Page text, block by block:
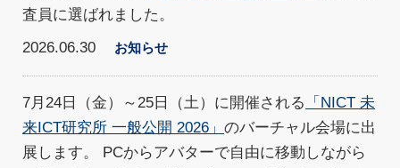
査員に選ばれました。
2026.06.30
お知らせ
7月24日（金）～25日（土）に開催される
「NICT 未
来ICT研究所 一般公開 2026」のバーチャル会場に出
展します。 PCからアバターで自由に移動しながら